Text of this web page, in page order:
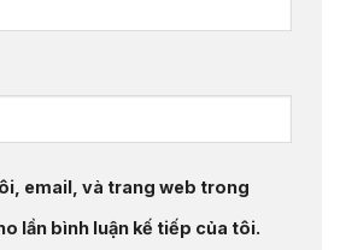
email, và trang web trong
lần bình luận kế tiếp của tôi.